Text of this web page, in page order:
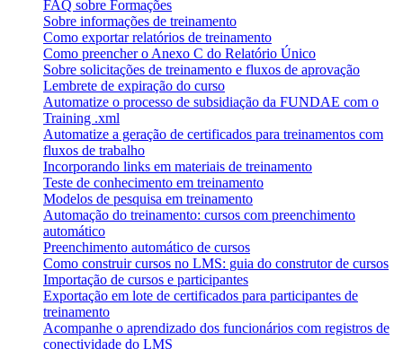
FAQ sobre Formações
Sobre informações de treinamento
Como exportar relatórios de treinamento
Como preencher o Anexo C do Relatório Único
Sobre solicitações de treinamento e fluxos de aprovação
Lembrete de expiração do curso
Automatize o processo de subsidiação da FUNDAE com o
Training .xml
Automatize a geração de certificados para treinamentos com
fluxos de trabalho
Incorporando links em materiais de treinamento
Teste de conhecimento em treinamento
Modelos de pesquisa em treinamento
Automação do treinamento: cursos com preenchimento
automático
Preenchimento automático de cursos
Como construir cursos no LMS: guia do construtor de cursos
Importação de cursos e participantes
Exportação em lote de certificados para participantes de
treinamento
Acompanhe o aprendizado dos funcionários com registros de
conectividade do LMS